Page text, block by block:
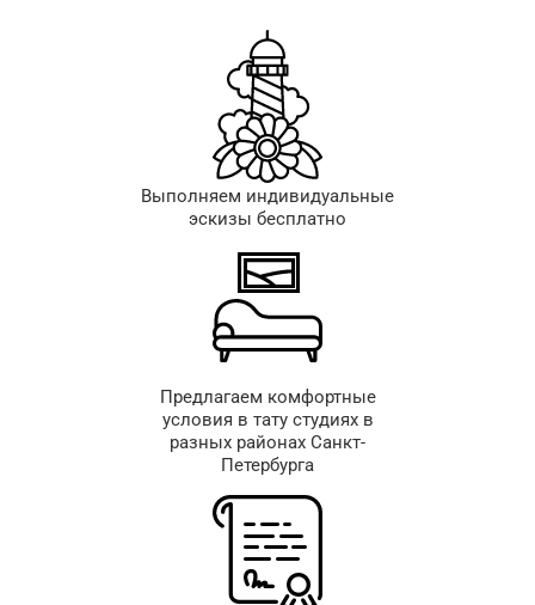
Выполняем индивидуальные
эскизы бесплатно
Предлагаем комфортные
условия в тату студиях в
разных районах Санкт-
Петербурга